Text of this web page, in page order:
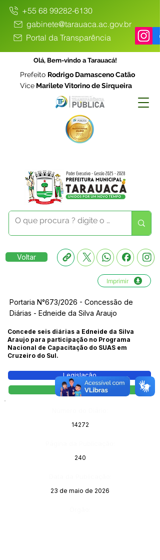
+55 68 99282-6130
gabinete@tarauaca.ac.gov.br
Portal da Transparência
Olá, Bem-vindo a Tarauacá!
Prefeito Rodrigo Damasceno Catão
Vice Marilete Vitorino de Sirqueira
Voltar
Imprimir
Portaria N°673/2026 - Concessão de
Diárias - Edneide da Silva Araujo
Concede seis diárias a Edneide da Silva
Araujo para participação no Programa
Nacional de Capacitação do SUAS em
Cruzeiro do Sul.
Legislação
Portaria
14272
240
23 de maio de 2026